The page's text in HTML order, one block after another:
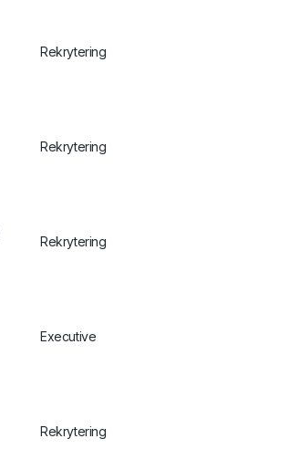
Rekrytering
Rekrytering
Rekrytering
Executive
Rekrytering